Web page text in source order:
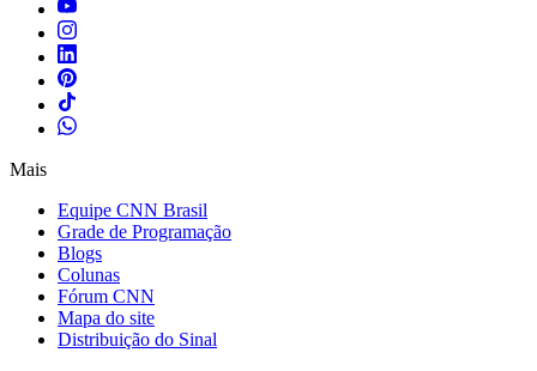
Mais
Equipe CNN Brasil
Grade de Programação
Blogs
Colunas
Fórum CNN
Mapa do site
Distribuição do Sinal